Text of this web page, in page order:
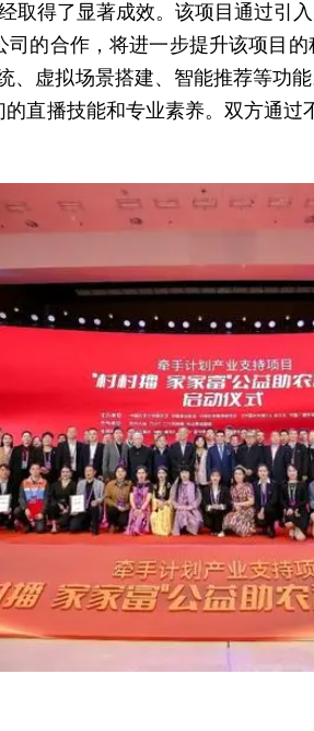
取得了显著成效。该项目通过
的合作，将进一步提升该项目
、虚拟场景搭建、智能推荐等功
直播技能和专业素养。双方通